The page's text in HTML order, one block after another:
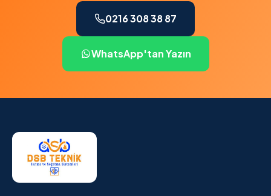
0216 308 38 87
WhatsApp'tan Yazın